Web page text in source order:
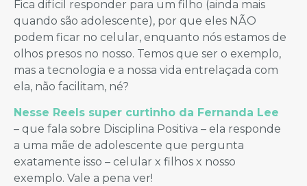
Fica difícil responder para um filho (ainda mais
quando são adolescente), por que eles NÃO
podem ficar no celular, enquanto nós estamos de
olhos presos no nosso. Temos que ser o exemplo,
mas a tecnologia e a nossa vida entrelaçada com
ela, não facilitam, né?
Nesse Reels super curtinho da Fernanda Lee
– que fala sobre Disciplina Positiva – ela responde
a uma mãe de adolescente que pergunta
exatamente isso – celular x filhos x nosso
exemplo. Vale a pena ver!